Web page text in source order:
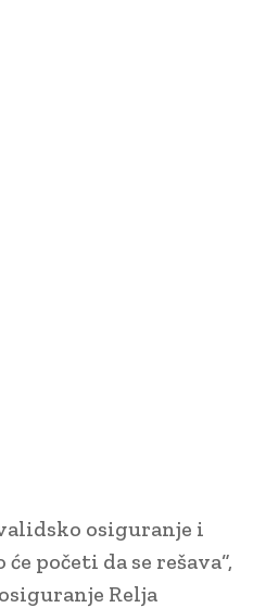
osiguranje i
početi da se rešava“,
Relja